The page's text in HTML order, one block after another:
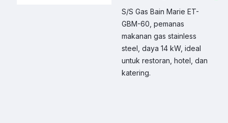
S/S Gas Bain Marie ET-
GBM-60, pemanas
makanan gas stainless
steel, daya 14 kW, ideal
untuk restoran, hotel, dan
katering.